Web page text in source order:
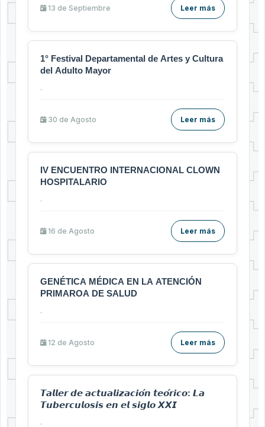
13 de Septiembre Leer más
1° Festival Departamental de Artes y Cultura
del Adulto Mayor
.
30 de Agosto Leer más
IV ENCUENTRO INTERNACIONAL CLOWN
HOSPITALARIO
.
16 de Agosto Leer más
GENÉTICA MÉDICA EN LA ATENCIÓN
PRIMAROA DE SALUD
.
12 de Agosto Leer más
𝙏𝙖𝙡𝙡𝙚𝙧 𝙙𝙚 𝙖𝙘𝙩𝙪𝙖𝙡𝙞𝙯𝙖𝙘𝙞𝙤́𝙣 𝙩𝙚𝙤́𝙧𝙞𝙘𝙤: 𝙇𝙖
𝙏𝙪𝙗𝙚𝙧𝙘𝙪𝙡𝙤𝙨𝙞𝙨 𝙚𝙣 𝙚𝙡 𝙨𝙞𝙜𝙡𝙤 𝙓𝙓𝙄
.